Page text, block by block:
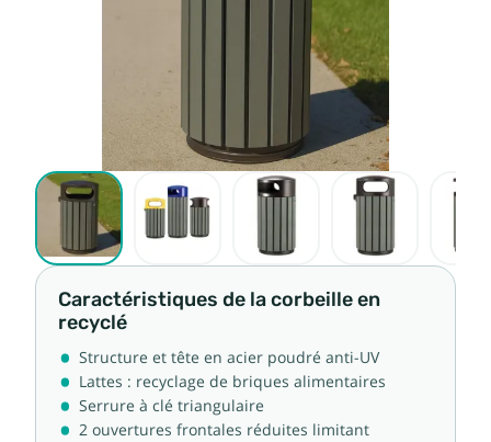
Caractéristiques de la corbeille en
recyclé
Structure et tête en acier poudré anti-UV
Lattes : recyclage de briques alimentaires
Serrure à clé triangulaire
2 ouvertures frontales réduites limitant